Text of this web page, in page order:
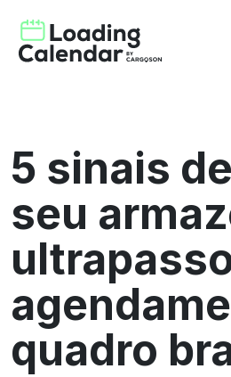
5 sinais
seu
quadro